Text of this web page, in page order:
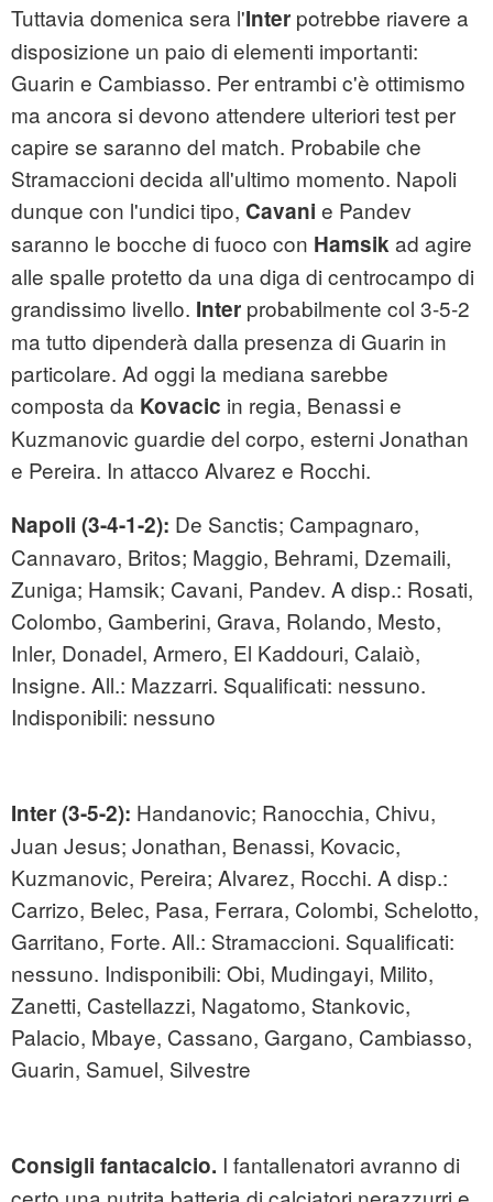
Tuttavia domenica sera l'Inter potrebbe riavere a
disposizione un paio di elementi importanti:
Guarin e Cambiasso. Per entrambi c'è ottimismo
ma ancora si devono attendere ulteriori test per
capire se saranno del match. Probabile che
Stramaccioni decida all'ultimo momento. Napoli
dunque con l'undici tipo, Cavani e Pandev
saranno le bocche di fuoco con Hamsikad agire
alle spalle protetto da una diga di centrocampo di
grandissimo livello. Inter probabilmente col 3-5-2
ma tutto dipenderà dalla presenza di Guarin in
particolare. Ad oggi la mediana sarebbe
composta da Kovacic in regia, Benassi e
Kuzmanovic guardie del corpo, esterni Jonathan
e Pereira. In attacco Alvarez e Rocchi.
Napoli (3-4-1-2): De Sanctis; Campagnaro,
Cannavaro, Britos; Maggio, Behrami, Dzemaili,
Zuniga; Hamsik; Cavani, Pandev. A disp.: Rosati,
Colombo, Gamberini, Grava, Rolando, Mesto,
Inler, Donadel, Armero, El Kaddouri, Calaiò,
Insigne. All.: Mazzarri. Squalificati: nessuno.
Indisponibili: nessuno
Inter (3-5-2): Handanovic; Ranocchia, Chivu,
Juan Jesus; Jonathan, Benassi, Kovacic,
Kuzmanovic, Pereira; Alvarez, Rocchi. A disp.:
Carrizo, Belec, Pasa, Ferrara, Colombi, Schelotto,
Garritano, Forte. All.: Stramaccioni. Squalificati:
nessuno. Indisponibili: Obi, Mudingayi, Milito,
Zanetti, Castellazzi, Nagatomo, Stankovic,
Palacio, Mbaye, Cassano, Gargano, Cambiasso,
Guarin, Samuel, Silvestre
Consigli fantacalcio. I fantallenatori avranno di